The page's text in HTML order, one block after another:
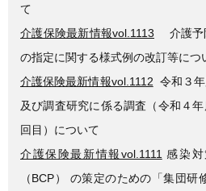
て
介護保険最新情報vol.1113 介護予
の指定に関する様式例の改訂等につ
介護保険最新情報vol.1112 令和３
及び調査研究に係る調査（令和４
回目）について
介護保険最新情報vol.1111 感染
（BCP） の策定のための「集団研